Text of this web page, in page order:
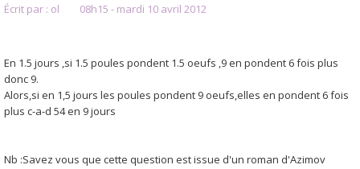
Écrit par : ol 08h15 - mardi 10 avril 2012
En 1.5 jours ,si 1.5 poules pondent 1.5 oeufs ,9 en pondent 6 fois plus
donc 9.
Alors,si en 1,5 jours les poules pondent 9 oeufs,elles en pondent 6 fois
plus c-a-d 54 en 9 jours
Nb :Savez vous que cette question est issue d'un roman d'Azimov